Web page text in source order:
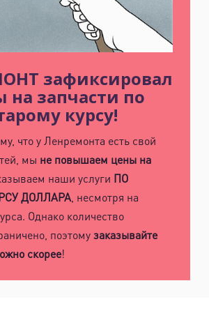
зафиксировал
на запчасти по
курсу!
что у Ленремонта есть свой
мы не повышаем цены на
наши услуги ПО
ДОЛЛАРА, несмотря на
Однако количество
поэтомузаказывайте
скорее!